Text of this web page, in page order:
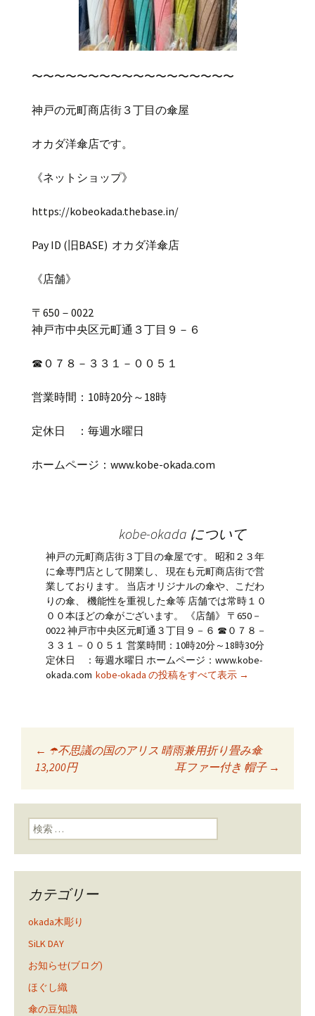
〜〜〜〜〜〜〜〜〜〜〜〜〜〜〜〜〜〜
神戸の元町商店街３丁目の傘屋
オカダ洋傘店です。
《ネットショップ》
https://kobeokada.thebase.in/
Pay ID ( 旧BASE) オカダ洋傘店
《店舗》
〒 650 － 0022
神戸市中央区元町通３丁目９－６
☎ ０７８－３３１－００５１
営業時間： 10時20分～ 18時
定休日 ：毎週水曜日
ホームページ： www.kobe-okada.com
kobe-okada について
神戸の元町商店街３丁目の傘屋です。 昭和２３年
に傘専門店として開業し、 現在も元町商店街で営
業しております。 当店オリジナルの傘や、こだわ
りの傘、 機能性を重視した傘等 店舗では常時１０
００本ほどの傘がございます。 《店舗》 〒650－
0022 神戸市中央区元町通３丁目９－６ ☎０７８－
３３１－００５１ 営業時間：10時20分～18時30分
定休日 ：毎週水曜日 ホームページ：www.kobe-
okada.com kobe-okada の投稿をすべて表示 →
投稿ナビゲーショ
ン
← ☂️不思議の国のアリス 晴雨兼用折り畳み傘
13,200円
耳ファー付き 帽子 →
検索:
カテゴリー
okada木彫り
SiLK DAY
お知らせ(ブログ)
ほぐし織
傘の豆知識